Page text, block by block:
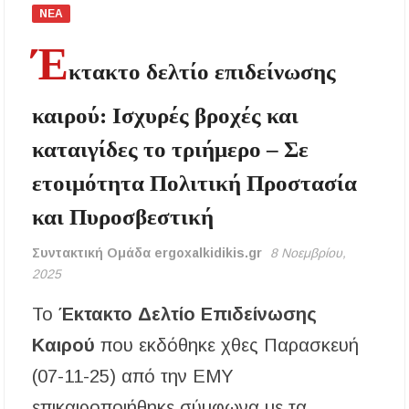
αναβάθμιση του Μουσικού Γυμνασίου Νέας
Προποντίδας
Δήμος Κασσάνδρας: Εντός μικροβιολογικών
Ιερά Πανήγυρις: Κοιμήσεως Θεοτόκου
Πορταριάς Χαλκιδικής
ΥΓΙΑΙΝΕΙΝ: Δωρεάν προληπτικές εξετάσεις
μέσω του προγράμματος «ΠΡΟΛΑΜΒΑΝΩ»
Σίβηρη Χαλκιδικής: Απαγόρευση χρήσης του
επιβάρυνση
Χαλκιδική: Οι ουρές στα σύνορα των Ευζώνων
«φρενάρουν» τον τουρισμό – Πολύωρη αναμονή
και απώλειες στις κρατήσεις
ΝΕΑ
Έκτακτο δελτίο επιδείνωσης
καιρού: Ισχυρές βροχές και
καταιγίδες το τριήμερο – Σε
ετοιμότητα Πολιτική Προστασία
και Πυροσβεστική
Συντακτική Ομάδα ergoxalkidikis.gr
8 Νοεμβρίου,
2025
ΤοΈκτακτο Δελτίο Επιδείνωσης
Καιρού που εκδόθηκε χθες Παρασκευή
(07-11-25) από την ΕΜΥ